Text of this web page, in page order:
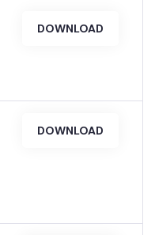
DOWNLOAD
DOWNLOAD